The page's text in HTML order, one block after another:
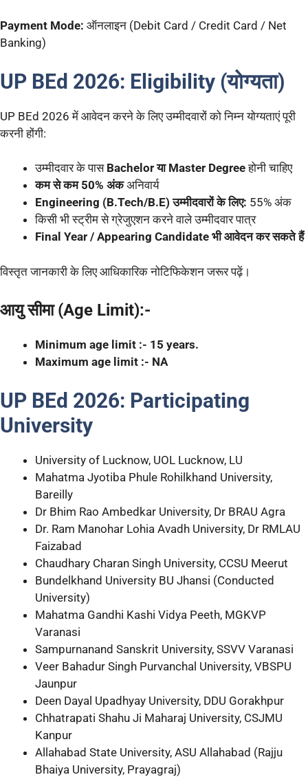
Payment Mode: ऑनलाइन (Debit Card / Credit Card / Net
Banking)
UP BEd 2026: Eligibility (योग्यता)
UP BEd 2026 में आवेदन करने के लिए उम्मीदवारों को निम्न योग्यताएं पूरी
करनी होंगी:
उम्मीदवार के पास Bachelor या Master Degreeहोनी चाहिए
कम से कम 50% अंकअनिवार्य
Engineering (B.Tech/B.E) उम्मीदवारों के लिए: 55% अंक
किसी भी स्ट्रीम से ग्रेजुएशन करने वाले उम्मीदवार पात्र
Final Year / Appearing Candidate भी आवेदन कर सकते हैं
विस्तृत जानकारी के लिए आधिकारिक नोटिफिकेशन जरूर पढ़ें।
आयु सीमा (Age Limit):-
Minimum age limit :- 15 years.
Maximum age limit :- NA
UP BEd 2026: Participating
University
University of Lucknow, UOL Lucknow, LU
Mahatma Jyotiba Phule Rohilkhand University,
Bareilly
Dr Bhim Rao Ambedkar University, Dr BRAU Agra
Dr. Ram Manohar Lohia Avadh University, Dr RMLAU
Faizabad
Chaudhary Charan Singh University, CCSU Meerut
Bundelkhand University BU Jhansi (Conducted
University)
Mahatma Gandhi Kashi Vidya Peeth, MGKVP
Varanasi
Sampurnanand Sanskrit University, SSVV Varanasi
Veer Bahadur Singh Purvanchal University, VBSPU
Jaunpur
Deen Dayal Upadhyay University, DDU Gorakhpur
Chhatrapati Shahu Ji Maharaj University, CSJMU
Kanpur
Allahabad State University, ASU Allahabad (Rajju
Bhaiya University, Prayagraj)